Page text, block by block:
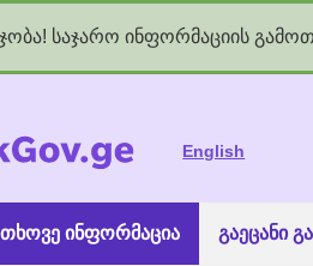
საჯარო ინფორმაციის
English
ინფორმაცია გაეცანი